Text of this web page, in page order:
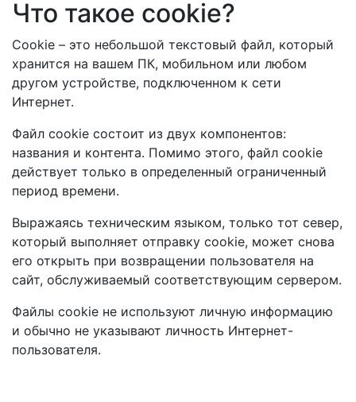
Что такое cookie?
Cookie – это небольшой текстовый файл, который
хранится на вашем ПК, мобильном или любом
другом устройстве, подключенном к сети
Интернет.
Файл cookie состоит из двух компонентов:
названия и контента. Помимо этого, файл cookie
действует только в определенный ограниченный
период времени.
Выражаясь техническим языком, только тот север,
который выполняет отправку cookie, может снова
его открыть при возвращении пользователя на
сайт, обслуживаемый соответствующим сервером.
Файлы cookie не используют личную информацию
и обычно не указывают личность Интернет-
пользователя.